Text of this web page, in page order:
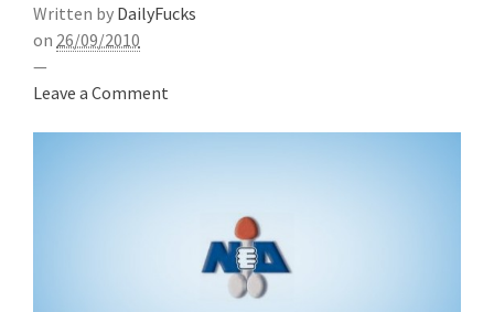
Written by DailyFucks
on 26/09/2010
—
Leave a Comment